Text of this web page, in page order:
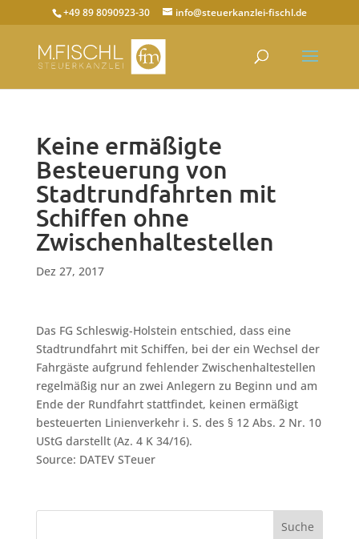
+49 89 8090923-30 info@steuerkanzlei-fischl.de
Keine ermäßigte
Besteuerung von
Stadtrundfahrten mit
Schiffen ohne
Zwischenhaltestellen
Dez 27, 2017
Das FG Schleswig-Holstein entschied, dass eine
Stadtrundfahrt mit Schiffen, bei der ein Wechsel der
Fahrgäste aufgrund fehlender Zwischenhaltestellen
regelmäßig nur an zwei Anlegern zu Beginn und am
Ende der Rundfahrt stattfindet, keinen ermäßigt
besteuerten Linienverkehr i. S. des § 12 Abs. 2 Nr. 10
UStG darstellt (Az. 4 K 34/16).
Source: DATEV STeuer